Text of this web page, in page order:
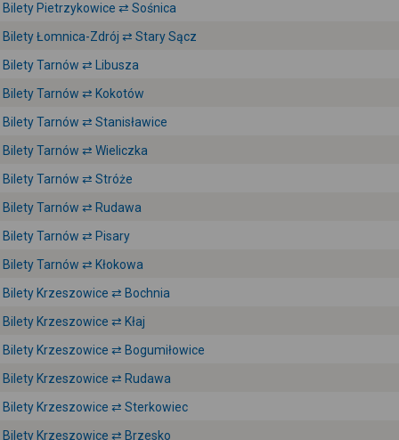
Bilety Pietrzykowice ⇄ Sośnica
Bilety Łomnica-Zdrój ⇄ Stary Sącz
Bilety Tarnów ⇄ Libusza
Bilety Tarnów ⇄ Kokotów
Bilety Tarnów ⇄ Stanisławice
Bilety Tarnów ⇄ Wieliczka
Bilety Tarnów ⇄ Stróże
Bilety Tarnów ⇄ Rudawa
Bilety Tarnów ⇄ Pisary
Bilety Tarnów ⇄ Kłokowa
Bilety Krzeszowice ⇄ Bochnia
Bilety Krzeszowice ⇄ Kłaj
Bilety Krzeszowice ⇄ Bogumiłowice
Bilety Krzeszowice ⇄ Rudawa
Bilety Krzeszowice ⇄ Sterkowiec
Bilety Krzeszowice ⇄ Brzesko